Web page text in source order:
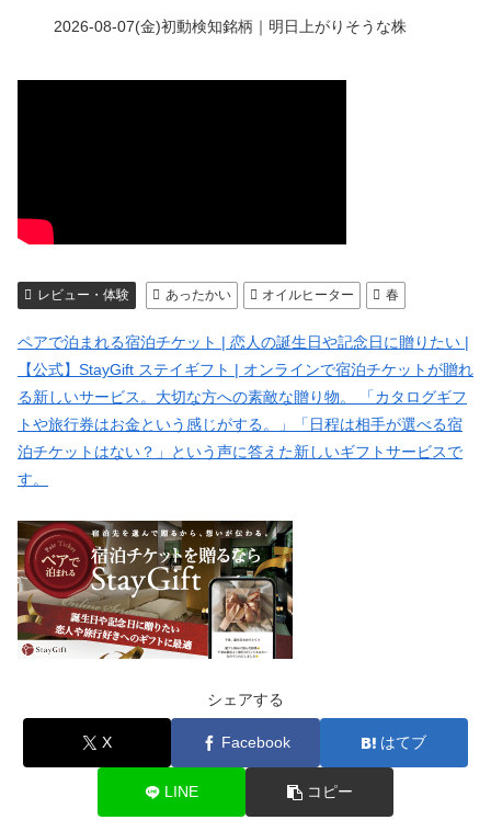
2026-08-07(金)初動検知銘柄｜明日上がりそうな株
レビュー・体験 あったかい オイルヒーター 春
ペアで泊まれる宿泊チケット | 恋人の誕生日や記念日に贈りたい |
【公式】StayGift ステイギフト | オンラインで宿泊チケットが贈れ
る新しいサービス。大切な方への素敵な贈り物。 「カタログギフ
トや旅行券はお金という感じがする。」「日程は相手が選べる宿
泊チケットはない？」という声に答えた新しいギフトサービスで
す。
シェアする
X Facebook はてブ
LINE コピー